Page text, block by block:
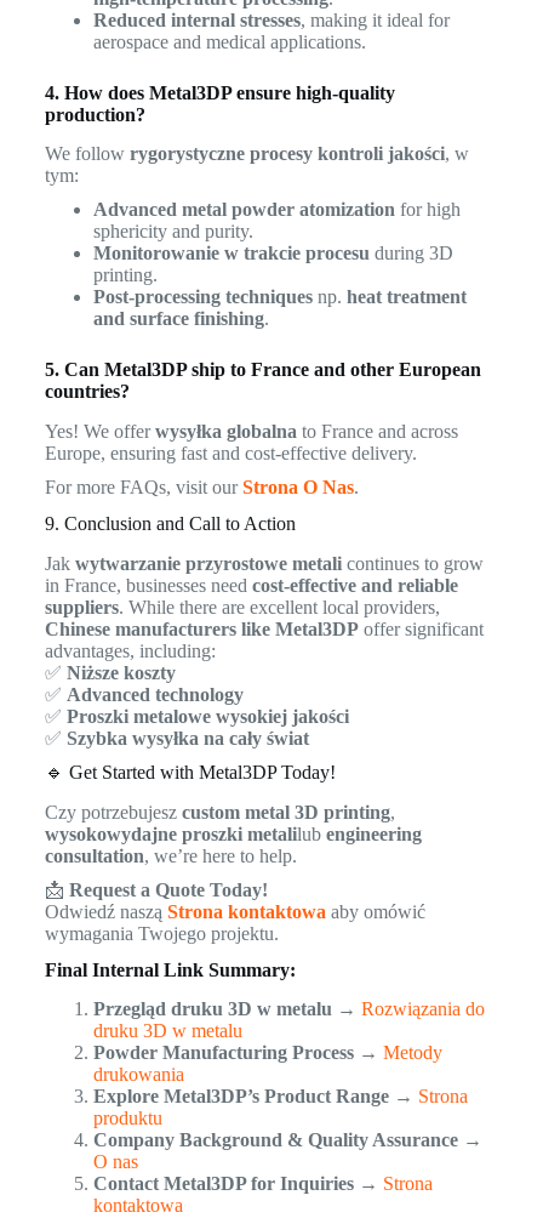
Reduced internal stresses, making it ideal for
aerospace and medical applications.
4. How does Metal3DP ensure high-quality
production?
We follow rygorystyczne procesy kontroli jakości, w
tym:
Advanced metal powder atomization for high
sphericity and purity.
Monitorowanie w trakcie procesu during 3D
printing.
Post-processing techniquesnp. heat treatment
and surface finishing.
5. Can Metal3DP ship to France and other European
countries?
Yes! We offerwysyłka globalna to France and across
Europe, ensuring fast and cost-effective delivery.
For more FAQs, visit ourStrona O Nas.
9. Conclusion and Call to Action
Jak wytwarzanie przyrostowe metalicontinues to grow
in France, businesses need cost-effective and reliable
suppliers. While there are excellent local providers,
Chinese manufacturers like Metal3DPoffer significant
advantages, including:
✅ Niższe koszty
✅ Advanced technology
✅ Proszki metalowe wysokiej jakości
✅ Szybka wysyłka na cały świat
🔹 Get Started with Metal3DP Today!
Czy potrzebujesz custom metal 3D printing,
wysokowydajne proszki metalilub engineering
consultation, we’re here to help.
📩 Request a Quote Today!
Odwiedź naszą Strona kontaktowa aby omówić
wymagania Twojego projektu.
Final Internal Link Summary:
Przegląd druku 3D w metalu→ Rozwiązania do
druku 3D w metalu
Powder Manufacturing Process→ Metody
drukowania
Explore Metal3DP’s Product Range→ Strona
produktu
Company Background & Quality Assurance→
O nas
Contact Metal3DP for Inquiries→ Strona
kontaktowa